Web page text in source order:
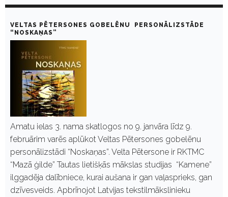
VELTAS PĒTERSONES GOBELĒNU PERSONĀLIZSTĀDE
“NOSKAŅAS”
Amatu ielas 3. nama skatlogos no 9. janvāra līdz 9.
februārim varēs aplūkot Veltas Pētersones gobelēnu
personālizstādi “Noskaņas”. Velta Pētersone ir RKTMC
“Mazā ģilde” Tautas lietišķās mākslas studijas “Kamene”
ilggadēja dalībniece, kurai aušana ir gan vaļasprieks, gan
dzīvesveids. Apbrīnojot Latvijas tekstilmākslinieku